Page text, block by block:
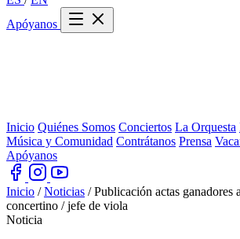
Apóyanos
Inicio Quiénes Somos Conciertos La Orquesta
Música y Comunidad Contrátanos Prensa
Apóyanos
Inicio / Noticias / Publicación actas ganadores
concertino / jefe de viola
Noticia